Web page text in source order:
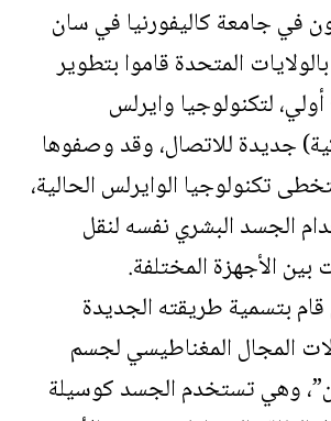
في جامعة كاليفورنيا في سان
المتحدة قاموا بتطوير
لتكنولوجيا وايرلس
جديدة للاتصال، وقد وصفوها
تكنولوجيا الوايرلس الحالية،
الجسد البشري نفسه لنقل
بين الأجهزة المختلفة.
قام بتسمية طريقته الجديدة
المجال المغناطيسي لجسم
وهي تستخدم الجسد كوسيلة